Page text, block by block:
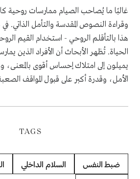
غالبًا ما يُصاحب الصيام ممارسات روحية
وقراءة النصوص المقدسة والتأمل الذاتي.
هذا بالتأقلم الروحي - استخدام القيم
الحياة. تُظهر الأبحاث أن الأفراد الذين
يميلون إلى امتلاك إحساس أقوى
الأمل، وقدرة أكبر على قبول المواقف
TAGS
ضبط النفس السلام الداخلي